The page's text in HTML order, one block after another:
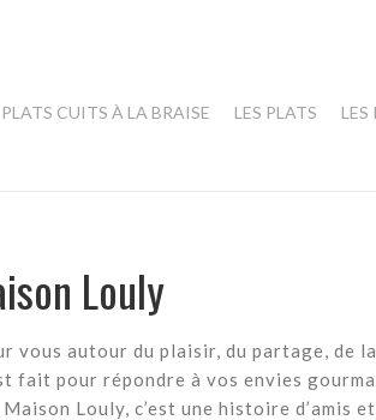
PLATS CUITS À LA BRAISE LES PLATS LES
Louly
vous autour du plaisir, du partage, de
fait pour répondre à vos envies
Louly, c’est une histoire d’amis